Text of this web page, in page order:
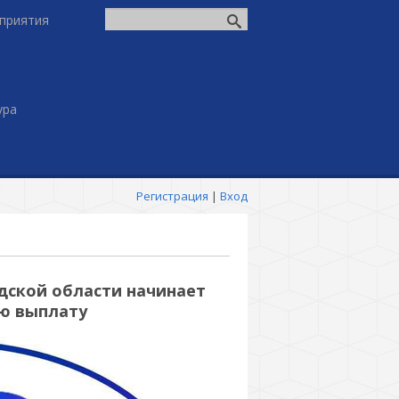
Регистрация | Вход
области начинает
выплату